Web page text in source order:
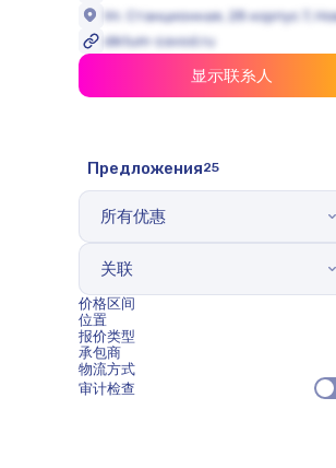
Ул. Станционная, 28 корпус 7,
diktum-zavod.ru
显示联系人
Предложения25
所有优惠
关联
价格区间
位置
报价类型
承包商
物流方式
审计检查